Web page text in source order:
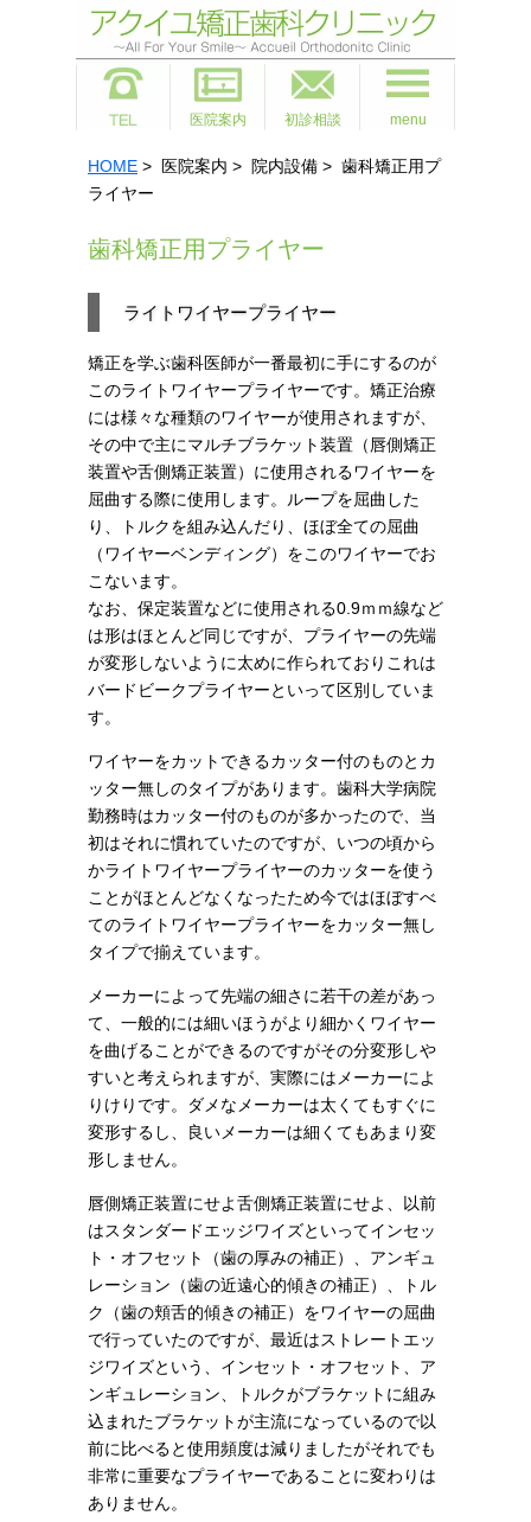
医院案内 初診相談 menu
HOME > 医院案内 > 院内設備 > 歯科矯正用プ
ライヤー
歯科矯正用プライヤー
ライトワイヤープライヤー
矯正を学ぶ歯科医師が一番最初に手にするのが
このライトワイヤープライヤーです。矯正治療
には様々な種類のワイヤーが使用されますが、
その中で主にマルチブラケット装置（唇側矯正
装置や舌側矯正装置）に使用されるワイヤーを
屈曲する際に使用します。ループを屈曲した
り、トルクを組み込んだり、ほぼ全ての屈曲
（ワイヤーベンディング）をこのワイヤーでお
こないます。
なお、保定装置などに使用される0.9ｍｍ線など
は形はほとんど同じですが、プライヤーの先端
が変形しないように太めに作られておりこれは
バードビークプライヤーといって区別していま
す。
ワイヤーをカットできるカッター付のものとカ
ッター無しのタイプがあります。歯科大学病院
勤務時はカッター付のものが多かったので、当
初はそれに慣れていたのですが、いつの頃から
かライトワイヤープライヤーのカッターを使う
ことがほとんどなくなったため今ではほぼすべ
てのライトワイヤープライヤーをカッター無し
タイプで揃えています。
メーカーによって先端の細さに若干の差があっ
て、一般的には細いほうがより細かくワイヤー
を曲げることができるのですがその分変形しや
すいと考えられますが、実際にはメーカーによ
りけりです。ダメなメーカーは太くてもすぐに
変形するし、良いメーカーは細くてもあまり変
形しません。
唇側矯正装置にせよ舌側矯正装置にせよ、以前
はスタンダードエッジワイズといってインセッ
ト・オフセット（歯の厚みの補正）、アンギュ
レーション（歯の近遠心的傾きの補正）、トル
ク（歯の頬舌的傾きの補正）をワイヤーの屈曲
で行っていたのですが、最近はストレートエッ
ジワイズという、インセット・オフセット、ア
ンギュレーション、トルクがブラケットに組み
込まれたブラケットが主流になっているので以
前に比べると使用頻度は減りましたがそれでも
非常に重要なプライヤーであることに変わりは
ありません。